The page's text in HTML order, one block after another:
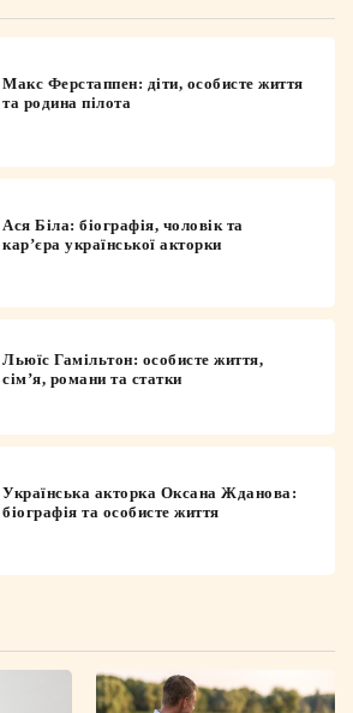
Макс Ферстаппен: діти, особисте життя
та родина пілота
Ася Біла: біографія, чоловік та
кар’єра української акторки
Льюїс Гамільтон: особисте життя,
сім’я, романи та статки
Українська акторка Оксана Жданова:
біографія та особисте життя